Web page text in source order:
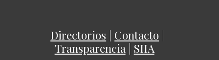
Directorios Contacto
Transparencia| SIIA